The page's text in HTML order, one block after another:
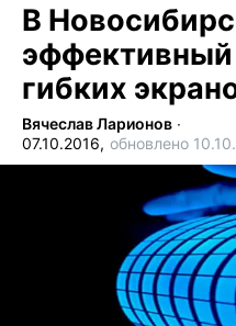
В
эффективный
гибких
Вячеслав Ларионов ∙
07.10.2016, обновлено